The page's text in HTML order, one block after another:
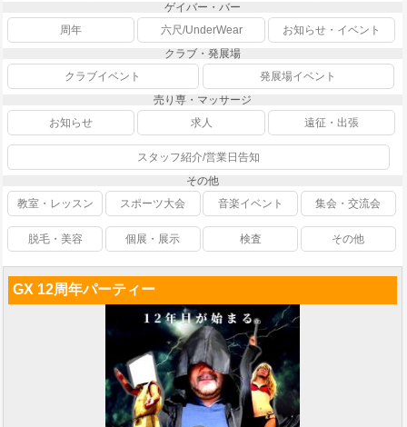
ゲイバー・バー
周年
六尺/UnderWear
お知らせ・イベント
クラブ・発展場
クラブイベント
発展場イベント
売り専・マッサージ
お知らせ
求人 遠征・出張
スタッフ紹介/営業日告知
その他
教室・レッスン
スポーツ大会 音楽イベント 集会・交流会
脱毛・美容 個展・展示 検査 その他
GX 12周年パーティー